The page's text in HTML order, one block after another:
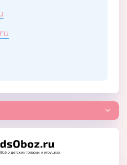
Всё о детских товарах и игрушках